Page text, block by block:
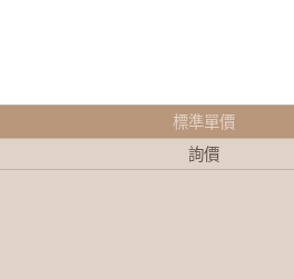
標準單價
詢價